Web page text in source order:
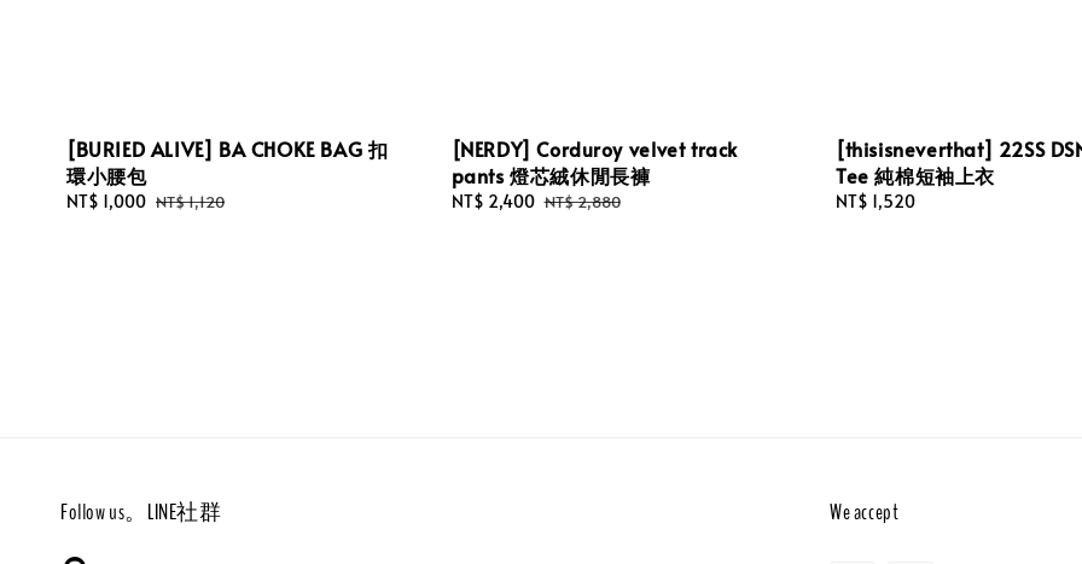
[BURIED ALIVE] BA CHOKE BAG 扣
環小腰包
Sale
NT$ 1,000 Regular
NT$ 1,120
[NERDY] Corduroy velvet track
pants 燈芯絨休閒長褲
Sale
NT$ 2,400 Regular
NT$ 2,880
[thisisneverthat] 22SS
Tee 純棉短袖上衣
Regular
NT$ 1,520
Follow us。LINE社群 We accept